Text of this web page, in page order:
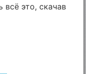
всё это, скачав